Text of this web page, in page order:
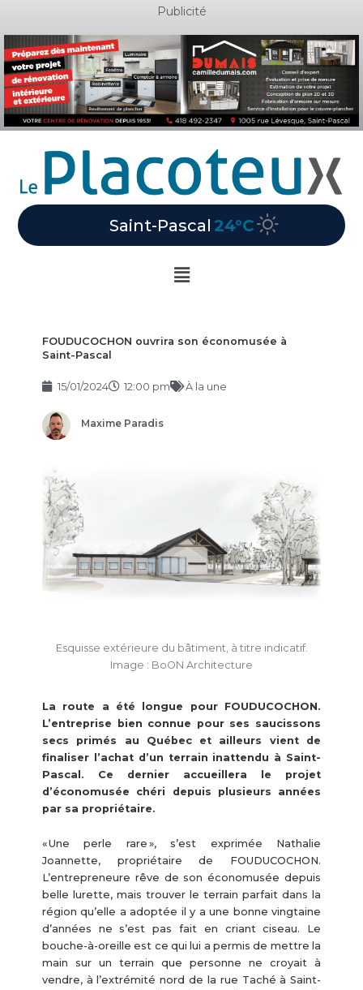
Publicité
Saint-Pascal 24°C
Main
FOUDUCOCHON ouvrira son économusée à
Saint-Pascal
15/01/2024 12:00 pm À la une
Maxime Paradis
Esquisse extérieure du bâtiment, à titre indicatif.
Image : BoON Architecture
La route a été longue pour FOUDUCOCHON.
L’entreprise bien connue pour ses saucissons
secs primés au Québec et ailleurs vient de
finaliser l’achat d’un terrain inattendu à Saint-
Pascal. Ce dernier accueillera le projet
d’économusée chéri depuis plusieurs années
par sa propriétaire.
« Une perle rare », s’est exprimée Nathalie
Joannette, propriétaire de FOUDUCOCHON.
L’entrepreneure rêve de son économusée depuis
belle lurette, mais trouver le terrain parfait dans la
région qu’elle a adoptée il y a une bonne vingtaine
d’années ne s’est pas fait en criant ciseau. Le
bouche-à-oreille est ce qui lui a permis de mettre la
main sur un terrain que personne ne croyait à
vendre, à l’extrémité nord de la rue Taché à Saint-